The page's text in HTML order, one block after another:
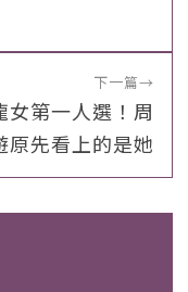
下一篇→
女第一人選！周
原先看上的是她